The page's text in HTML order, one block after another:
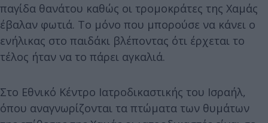
παγίδα θανάτου καθώς οι τρομοκράτες της Χαμάς
έβαλαν φωτιά. Το μόνο που μπορούσε να κάνει ο
ενήλικας στο παιδάκι βλέποντας ότι έρχεται το
τέλος ήταν να το πάρει αγκαλιά.
Στο Εθνικό Κέντρο Ιατροδικαστικής του Ισραήλ,
όπου αναγνωρίζονται τα πτώματα των θυμάτων